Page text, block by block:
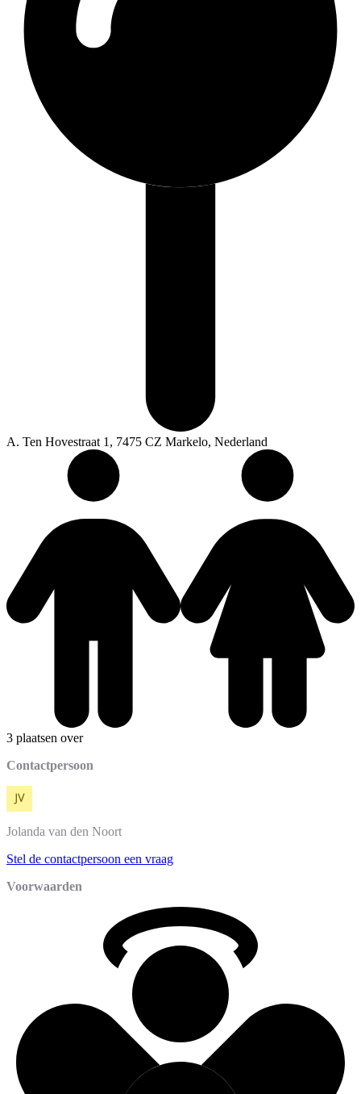
A. Ten Hovestraat 1, 7475 CZ Markelo, Nederland
3 plaatsen over
Contactpersoon
Jolanda van den Noort
Stel de contactpersoon een vraag
Voorwaarden